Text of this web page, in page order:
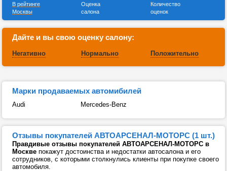
В рейтинге
Москвы
Оценка
салона
Количество
оценок
Дайте и вы свою оценку салону:
Негативно Нормально Положительно
Марки продаваемых автомибилей
Audi Mercedes-Benz
Отзывы покупателей АВТОАРСЕНАЛ-МОТОРС (1 шт.)
Правдивые отзывы покупателей АВТОАРСЕНАЛ-МОТОРС в
Москве покажут достоинства и недостатки автосалона и его
сотрудников, с которыми столкнулись клиенты при покупке своего
автомобиля.